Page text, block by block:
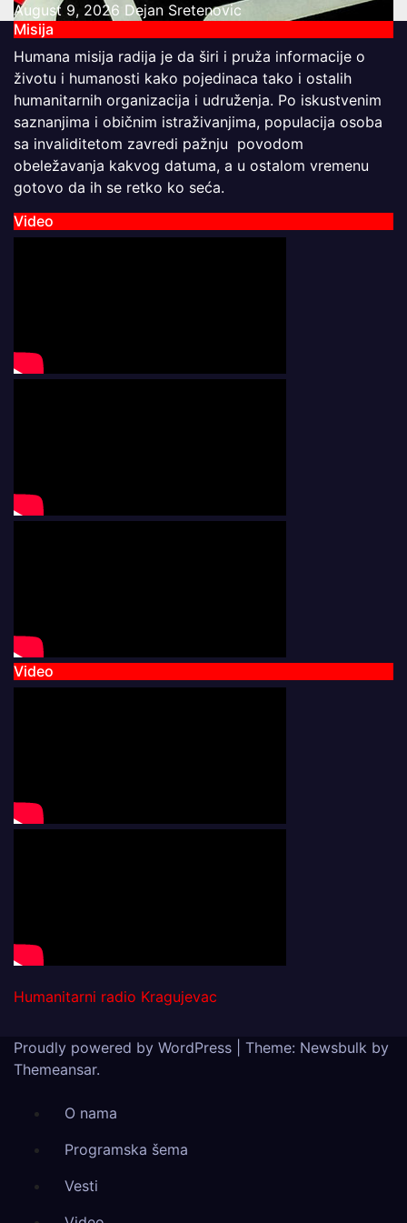
August 9, 2026 Dejan Sretenovic
Misija
Humana misija radija je da širi i pruža informacije o
životu i humanosti kako pojedinaca tako i ostalih
humanitarnih organizacija i udruženja. Po iskustvenim
saznanjima i običnim istraživanjima, populacija osoba
sa invaliditetom zavredi pažnju povodom
obeležavanja kakvog datuma, a u ostalom vremenu
gotovo da ih se retko ko seća.
Video
Video
Humanitarni radio Kragujevac
Proudly powered by WordPress Theme: Newsbulk by
Themeansar.
O nama
Programska šema
Vesti